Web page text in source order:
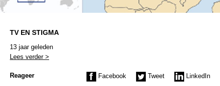
TV EN STIGMA
13 jaar geleden
Lees verder >
Reageer Facebook Tweet LinkedIn